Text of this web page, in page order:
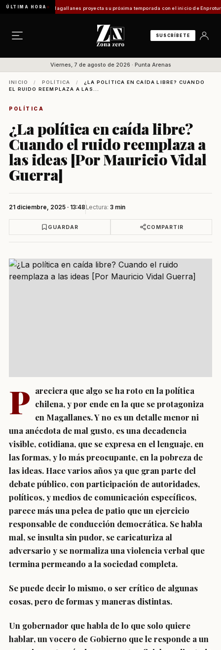
ÚLTIMA HORA
Turismo en Magallanes proyecta su próxima temporada con el inicio de Enprotur
SUSCRÍBETE
Viernes, 7 de agosto de 2026 · Punta Arenas
INICIO / POLÍTICA /
¿LA POLÍTICA EN CAÍDA LIBRE? CUANDO
EL RUIDO REEMPLAZA A LAS...
POLÍTICA
¿La política en caída libre?
Cuando el ruido reemplaza a
las ideas [Por Mauricio Vidal
Guerra]
21 diciembre, 2025 · 13:48 Lectura: 3 min
GUARDAR COMPARTIR
P areciera que algo se ha roto en la política
chilena, y por ende en la que se protagoniza
en Magallanes. Y no es un detalle menor ni
una anécdota de mal gusto, es una decadencia
visible, cotidiana, que se expresa en el lenguaje, en
las formas, y lo más preocupante, en la pobreza de
las ideas. Hace varios años ya que gran parte del
debate público, con participación de autoridades,
políticos, y medios de comunicación específicos,
parece más una pelea de patio que un ejercicio
responsable de conducción democrática. Se habla
mal, se insulta sin pudor, se caricaturiza al
adversario y se normaliza una violencia verbal que
termina permeando a la sociedad completa.
Se puede decir lo mismo, o ser crítico de algunas
cosas, pero de formas y maneras distintas.
Un gobernador que habla de lo que solo quiere
hablar, un vocero de Gobierno que le responde a un